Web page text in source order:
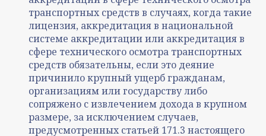
транспортных средств в случаях, когда такие
лицензия, аккредитация в национальной
системе аккредитации или аккредитация в
сфере технического осмотра транспортных
средств обязательны, если это деяние
причинило крупный ущерб гражданам,
организациям или государству либо
сопряжено с извлечением дохода в крупном
размере, за исключением случаев,
предусмотренных статьей 171.3 настоящего